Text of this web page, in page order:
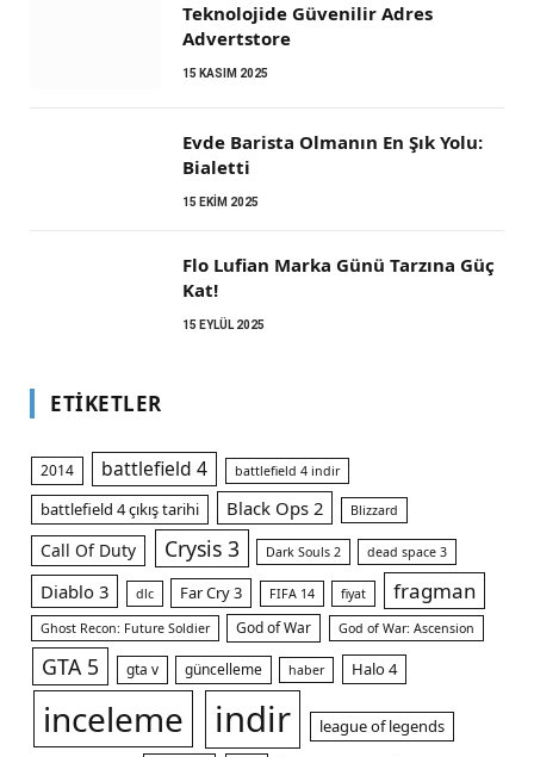
Teknolojide Güvenilir Adres
Advertstore
15 KASIM 2025
Evde Barista Olmanın En Şık Yolu:
Bialetti
15 EKIM 2025
Flo Lufian Marka Günü Tarzına Güç
Kat!
15 EYLÜL 2025
ETIKETLER
2014 battlefield 4 battlefield 4 indir
battlefield 4 çıkış tarihi Black Ops 2 Blizzard
Call Of Duty Crysis 3 Dark Souls 2 dead space 3
Diablo 3 dlc Far Cry 3 FIFA 14 fiyat fragman
Ghost Recon: Future Soldier God of War God of War: Ascension
GTA 5 gta v güncelleme haber Halo 4
inceleme indir league of legends